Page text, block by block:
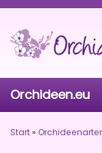
Skip
main
content
Orchideen.eu
Start»